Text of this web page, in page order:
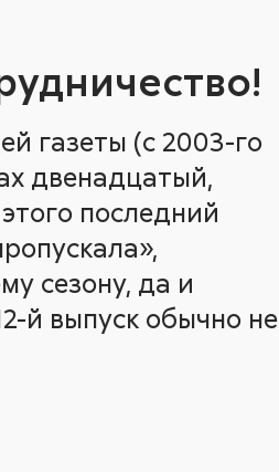
газеты (с 2003-го
двенадцатый,
последний
сезону, да и
й выпуск обычно не